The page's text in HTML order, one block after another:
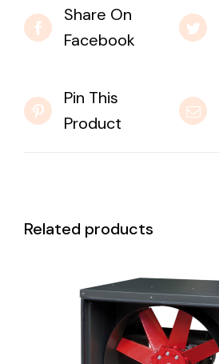
Share On
Facebook
Pin This
Product
Related products